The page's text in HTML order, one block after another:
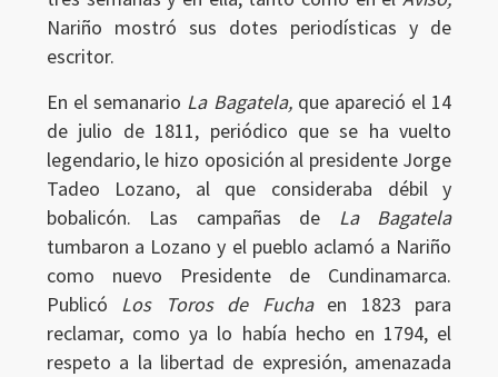
Nariño mostró sus dotes periodísticas y de
escritor.
En el semanario La Bagatela,que apareció el 14
de julio de 1811, periódico que se ha vuelto
legendario, le hizo oposición al presidente Jorge
Tadeo Lozano, al que consideraba débil y
bobalicón. Las campañas de La Bagatela
tumbaron a Lozano y el pueblo aclamó a Nariño
como nuevo Presidente de Cundinamarca.
Publicó Los Toros de Fuchaen 1823 para
reclamar, como ya lo había hecho en 1794, el
respeto a la libertad de expresión, amenazada